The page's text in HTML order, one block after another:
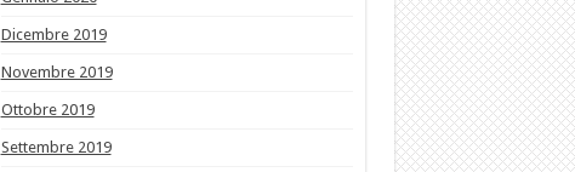
Dicembre 2019
Novembre 2019
Ottobre 2019
Settembre 2019